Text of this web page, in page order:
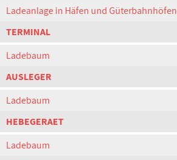
Ladeanlage in Häfen und Güterbahnhöfen
TERMINAL
Ladebaum
AUSLEGER
Ladebaum
HEBEGERAET
Ladebaum